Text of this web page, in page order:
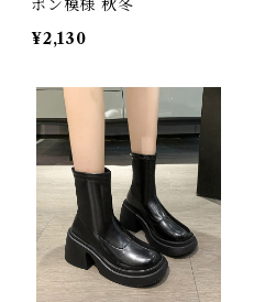
ボン模様 秋冬
¥2,130